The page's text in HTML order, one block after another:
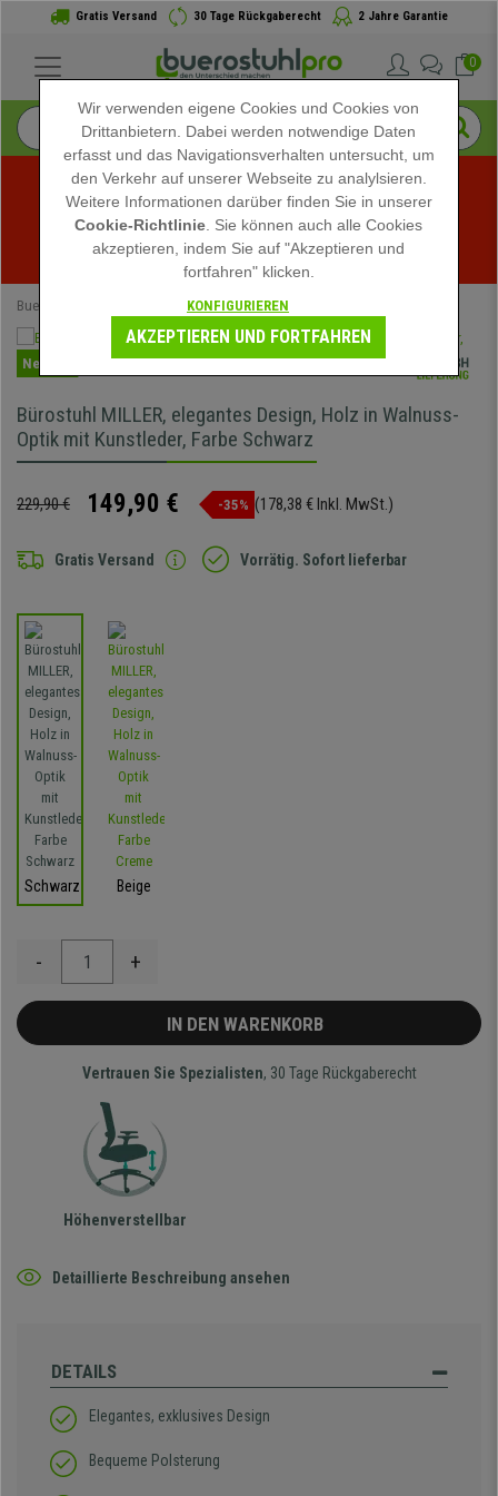
Gratis Versand 30 Tage Rückgaberecht 2 Jahre Garantie
0
Sommerschlussverkauf bei buerostuhlpro! Exklusive
Rabatte für kurze Zeit - Aktion ansehen -
Buerostuhlpro Bürostühle Schwarz
Neuheit
Bürostuhl MILLER, elegantes Design, Holz in Walnuss-
Optik mit Kunstleder, Farbe Schwarz
229,90 € 149,90 € -35% (178,38 € Inkl. MwSt.)
Gratis Versand Vorrätig. Sofort lieferbar
Schwarz Beige
- +
IN DEN WARENKORB
Vertrauen Sie Spezialisten, 30 Tage Rückgaberecht
Höhenverstellbar
Detaillierte Beschreibung ansehen
DETAILS
Elegantes, exklusives Design
Bequeme Polsterung
Wir verwenden eigene Cookies und Cookies von
Drittanbietern. Dabei werden notwendige Daten
erfasst und das Navigationsverhalten untersucht, um
den Verkehr auf unserer Webseite zu analylsieren.
Weitere Informationen darüber finden Sie in unserer
Cookie-Richtlinie . Sie können auch alle Cookies
akzeptieren, indem Sie auf "Akzeptieren und
fortfahren" klicken.
KONFIGURIEREN
AKZEPTIEREN UND FORTFAHREN